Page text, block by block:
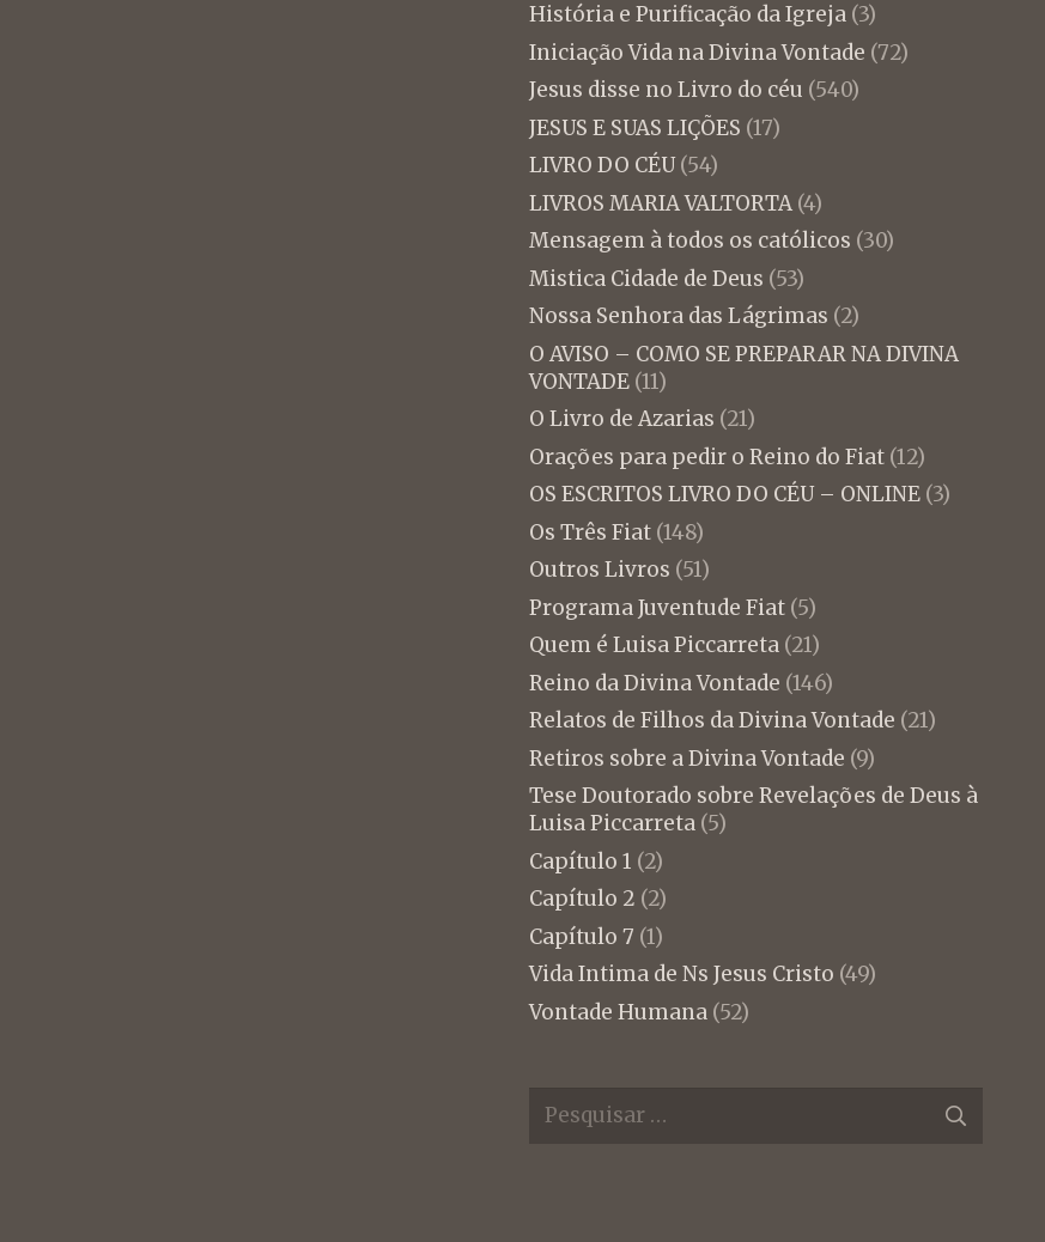
História e Purificação da Igreja(3)
Iniciação Vida na Divina Vontade (72)
Jesus disse no Livro do céu (540)
JESUS E SUAS LIÇÕES (17)
LIVRO DO CÉU(54)
LIVROS MARIA VALTORTA(4)
Mensagem à todos os católicos (30)
Mistica Cidade de Deus (53)
Nossa Senhora das Lágrimas (2)
O AVISO – COMO SE PREPARAR NA DIVINA
VONTADE(11)
O Livro de Azarias (21)
Orações para pedir o Reino do Fiat(12)
OS ESCRITOS LIVRO DO CÉU – ONLINE(3)
Os Três Fiat(148)
Outros Livros (51)
Programa Juventude Fiat(5)
Quem é Luisa Piccarreta(21)
Reino da Divina Vontade (146)
Relatos de Filhos da Divina Vontade (21)
Retiros sobre a Divina Vontade (9)
Tese Doutorado sobre Revelações de Deus à
Luisa Piccarreta(5)
Capítulo 1 (2)
Capítulo 2 (2)
Capítulo 7 (1)
Vida Intima de Ns Jesus Cristo (49)
Vontade Humana(52)
Pesquisar